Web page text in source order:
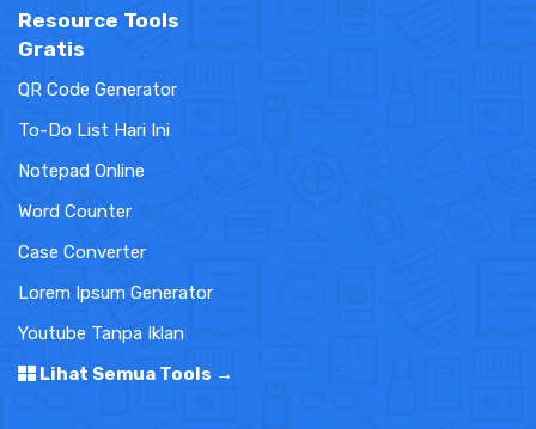
Resource Tools
Gratis
QR Code Generator
To-Do List Hari Ini
Notepad Online
Word Counter
Case Converter
Lorem Ipsum Generator
Youtube Tanpa Iklan
Lihat Semua Tools →